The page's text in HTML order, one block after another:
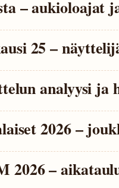
– aukioloajat
25 –
analyysi ja
2026 –
2026 –